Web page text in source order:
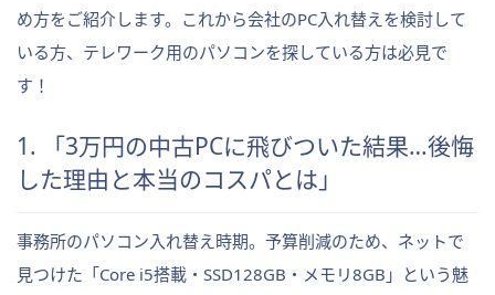
め方をご紹介します。これから会社のPC入れ替えを検討して
いる方、テレワーク用のパソコンを探している方は必見で
す！
1. 「3万円の中古PCに飛びついた結果…後悔
した理由と本当のコスパとは」
事務所のパソコン入れ替え時期。予算削減のため、ネットで
見つけた「Core i5搭載・SSD128GB・メモリ8GB」という魅